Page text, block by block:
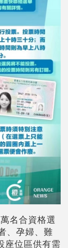
名合資格選
、孕婦、難
座位區供有需